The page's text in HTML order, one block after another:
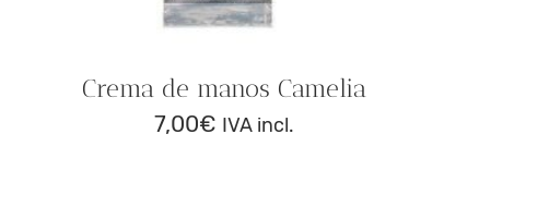
Crema de manos Camelia
7,00€ IVA incl.